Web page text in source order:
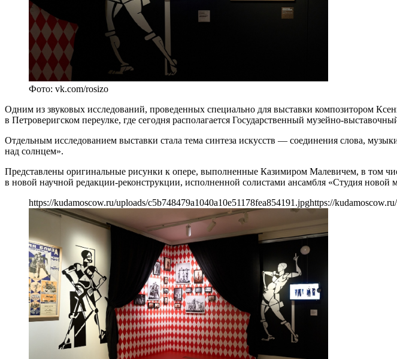
Фото: vk.com/rosizo
Одним из звуковых исследований, проведенных специально для выставки композитором
в Петроверигском переулке, где сегодня располагается Государственный музейно-
Отдельным исследованием выставки стала тема синтеза искусств — соединения слова,
над солнцем».
Представлены оригинальные рисунки к опере, выполненные Казимиром Малевичем, в том
в новой научной редакции-реконструкции, исполненной солистами ансамбля «Студия
https://kudamoscow.ru/uploads/c5b748479a1040a10e51178fea854191.jpghttps://